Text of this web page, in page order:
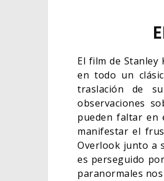
El film de
en todo un
traslación de
observaciones
pueden faltar en
manifestar el
Overlook junto a
es perseguido
paranormales
LA NOCHE DEL
TRAILER FINAL